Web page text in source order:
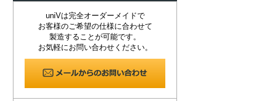
uniVは完全オーダーメイドで
お客様のご希望の仕様に合わせて
製造することが可能です。
お気軽にお問い合わせください。